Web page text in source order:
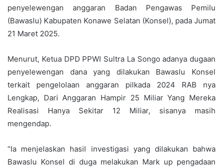
penyelewengan anggaran Badan Pengawas Pemilu
(Bawaslu) Kabupaten Konawe Selatan (Konsel), pada Jumat
21 Maret 2025.
Menurut, Ketua DPD PPWI Sultra La Songo adanya dugaan
penyelewengan dana yang dilakukan Bawaslu Konsel
terkait pengelolaan anggaran pilkada 2024 RAB nya
Lengkap, Dari Anggaran Hampir 25 Miliar Yang Mereka
Realisasi Hanya Sekitar 12 Miliar, sisanya masih
mengendap.
“Ia menjelaskan hasil investigasi yang dilakukan bahwa
Bawaslu Konsel di duga melakukan Mark up pengadaan